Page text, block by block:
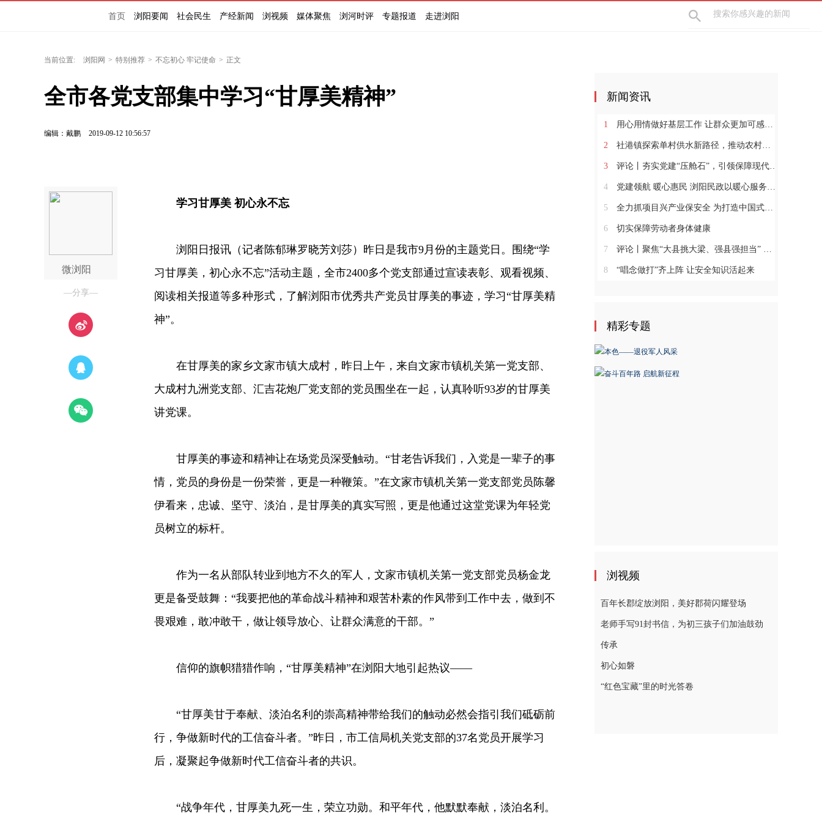
首页 浏阳要闻 社会民生 产经新闻 浏视频 媒体聚焦 浏河时评 专题报道 走进浏阳
当前位置: 浏阳网 > 特别推荐 > 不忘初心 牢记使命 > 正文
全市各党支部集中学习“甘厚美精神”
编辑：戴鹏 2019-09-12 10:56:57
微浏阳
—分享—
学习甘厚美 初心永不忘
浏阳日报讯（记者陈郁琳罗晓芳刘莎）昨日是我市9月份的主题党日。围绕“学
习甘厚美，初心永不忘”活动主题，全市2400多个党支部通过宣读表彰、观看视频、
阅读相关报道等多种形式，了解浏阳市优秀共产党员甘厚美的事迹，学习“甘厚美精
神”。
在甘厚美的家乡文家市镇大成村，昨日上午，来自文家市镇机关第一党支部、
大成村九洲党支部、汇吉花炮厂党支部的党员围坐在一起，认真聆听93岁的甘厚美
讲党课。
甘厚美的事迹和精神让在场党员深受触动。“甘老告诉我们，入党是一辈子的事
情，党员的身份是一份荣誉，更是一种鞭策。”在文家市镇机关第一党支部党员陈馨
伊看来，忠诚、坚守、淡泊，是甘厚美的真实写照，更是他通过这堂党课为年轻党
员树立的标杆。
作为一名从部队转业到地方不久的军人，文家市镇机关第一党支部党员杨金龙
更是备受鼓舞：“我要把他的革命战斗精神和艰苦朴素的作风带到工作中去，做到不
畏艰难，敢冲敢干，做让领导放心、让群众满意的干部。”
信仰的旗帜猎猎作响，“甘厚美精神”在浏阳大地引起热议——
“甘厚美甘于奉献、淡泊名利的崇高精神带给我们的触动必然会指引我们砥砺前
行，争做新时代的工信奋斗者。”昨日，市工信局机关党支部的37名党员开展学习
后，凝聚起争做新时代工信奋斗者的共识。
“战争年代，甘厚美九死一生，荣立功勋。和平年代，他默默奉献，淡泊名利。
新闻资讯
1 用心用情做好基层工作 让群众更加可感可及
2 社港镇探索单村供水新路径，推动农村安全饮水提质升级
3 评论丨夯实党建“压舱石”，引领保障现代化建设新征程
4 党建领航 暖心惠民 浏阳民政以暖心服务书写惠民答卷
5 全力抓项目兴产业保安全 为打造中国式现代化县域示范作出更大贡献
6 切实保障劳动者身体健康
7 评论丨聚焦“大县挑大梁、强县强担当” 保持定力真抓实干奋发作为
8 “唱念做打”齐上阵 让安全知识活起来
精彩专题
浏视频
百年长郡绽放浏阳，美好郡荷闪耀登场
老师手写91封书信，为初三孩子们加油鼓劲
传承
初心如磐
“红色宝藏”里的时光答卷